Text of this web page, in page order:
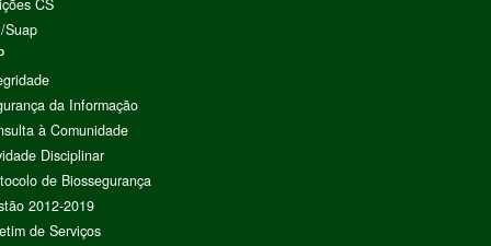
CS
Suap
da Informação
à Comunidade
Disciplinar
de Biossegurança
2012-2019
de Serviços